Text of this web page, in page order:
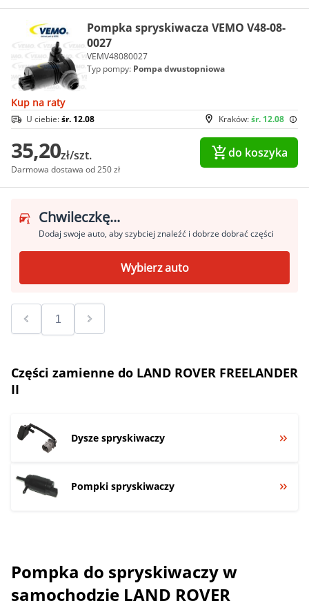
Pompka spryskiwacza VEMO V48-08-
0027
VEMV48080027
Typ pompy: Pompa dwustopniowa
Kup na raty
Kraków:śr. 12.08
U ciebie:śr. 12.08
35,20zł/szt.
Darmowa dostawa od 250 zł
do koszyka
Chwileczkę...
Dodaj swoje auto, aby szybciej znaleźć i dobrze dobrać części
Wybierz auto
Części zamienne do LAND ROVER FREELANDER
II
Dysze spryskiwaczy
Pompki spryskiwaczy
Pompka do spryskiwaczy w
samochodzie LAND ROVER